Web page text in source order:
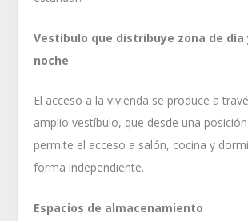
Vestíbulo que distribuye zona de día
noche
El acceso a la vivienda se produce a
amplio vestíbulo, que desde una
permite el acceso a salón, cocina y
forma independiente.
Espacios de almacenamiento